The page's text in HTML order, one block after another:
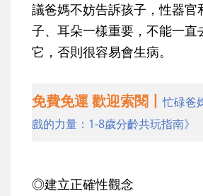
議爸媽不妨告訴孩子，性器官
子、耳朵一樣重要，不能一直
它，否則很容易會生病。
免費免運 歡迎索閱丨忙碌爸
戲的力量：1-8歲分齡共玩指南》
◎建立正確性觀念